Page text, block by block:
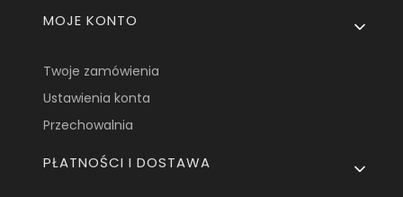
Linki w stopce
MOJE KONTO
Twoje zamówienia
Ustawienia konta
Przechowalnia
PŁATNOŚCI I DOSTAWA